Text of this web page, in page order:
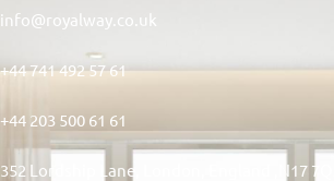
info@royalway.co.uk
+44 741 492 57 61
+44 203 500 61 61
352 Lordship Lane, London, England ,N17 7QX